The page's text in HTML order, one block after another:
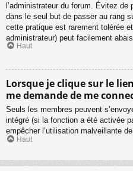
l’administrateur du forum. Évitez
dans le seul but de passer au rang
cette pratique est rarement tolérée
administrateur) peut facilement
Haut
Lorsque je clique sur le lien
me demande de me
Seuls les membres peuvent
intégré (si la fonction a été activée
empêcher l’utilisation malveillante
Haut